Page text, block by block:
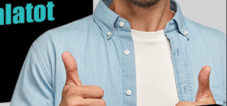
doboz
1.5 m2
m2
250×600 mm
Falburkolat